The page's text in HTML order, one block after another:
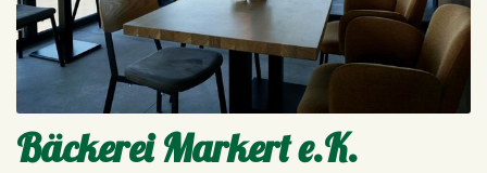
Bäckerei Markert e.K.